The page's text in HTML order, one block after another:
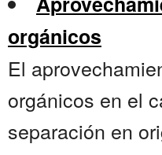
orgánicos
El
orgánicos en el
separación en